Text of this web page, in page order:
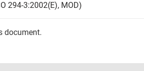
294-3:2002(Е), MOD)
document.